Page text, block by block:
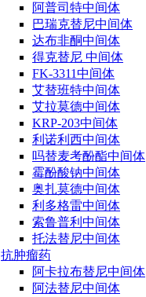
阿普司特中间体
巴瑞克替尼中间体
达布非酮中间体
得克替尼 中间体
FK-3311中间体
艾替班特中间体
艾拉莫德中间体
KRP-203中间体
利诺利西中间体
吗替麦考酚酯中间体
霉酚酸钠中间体
奥扎莫德中间体
利多格雷中间体
索鲁普利中间体
托法替尼中间体
抗肿瘤药
阿卡拉布替尼中间体
阿法替尼中间体